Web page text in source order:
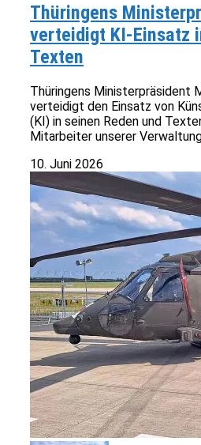
Thüringens
verteidigt KI-Einsatz
Texten
Thüringens Ministerpräsident
verteidigt den Einsatz von
(KI) in seinen Reden und
Mitarbeiter unserer
10. Juni 2026